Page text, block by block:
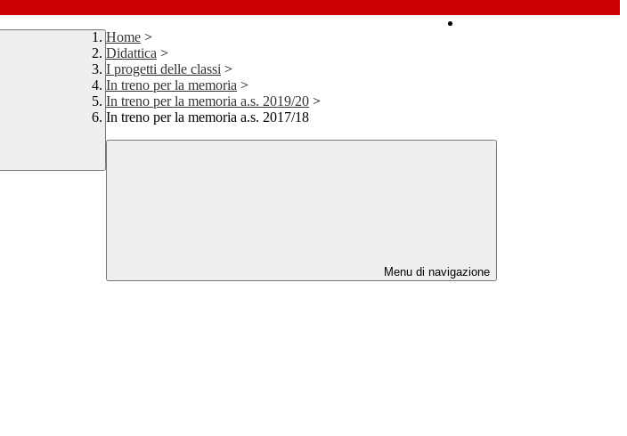
Home >
Didattica >
I progetti delle classi >
In treno per la memoria >
In treno per la memoria a.s. 2019/20 >
In treno per la memoria a.s. 2017/18
Menu di navigazione